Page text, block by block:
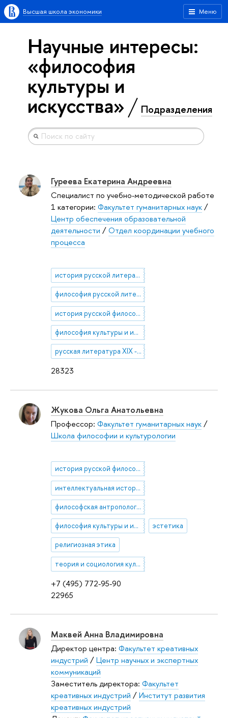
Меню
Высшая школа экономики
Научные интересы:
«философия
культуры и
искусства» Подразделения
28323
Гуреева Екатерина Андреевна
Специалист по учебно-методической работе
1 категории: Факультет гуманитарных наук/
Центр обеспечения образовательной
деятельности /Отдел координации учебного
процесса
история русской литературы
философия русской литературы
история русской философии
философия культуры и искусства
русская литература XIX - XX вв.
+7 (495) 772-95-90
22965
Жукова Ольга Анатольевна
Профессор: Факультет гуманитарных наук/
Школа философии и культурологии
история русской философии
интеллектуальная история России и Европы
философская антропология
философия культуры и искусства эстетика
религиозная этика
теория и социология культуры
Маквей Анна Владимировна
Директор центра: Факультет креативных
индустрий /Центр научных и экспертных
коммуникаций
Заместитель директора: Факультет
креативных индустрий /Институт развития
креативных индустрий